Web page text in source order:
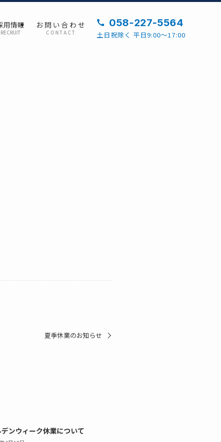
用情報
RECRUIT
お 問 い 合 わ せ
C O N T A C T
058-227-5564
土日祝除く 平日9:00～17:00
夏季休業のお知らせ
ンウィーク休業について